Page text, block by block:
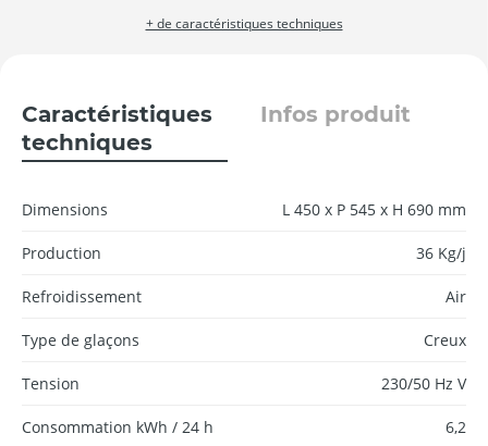
+ de caractéristiques techniques
Caractéristiques
techniques
Infos produit
Dimensions L 450 x P 545 x H 690 mm
Production 36 Kg/j
Refroidissement Air
Type de glaçons Creux
Tension 230/50 Hz V
Consommation kWh / 24 h 6,2